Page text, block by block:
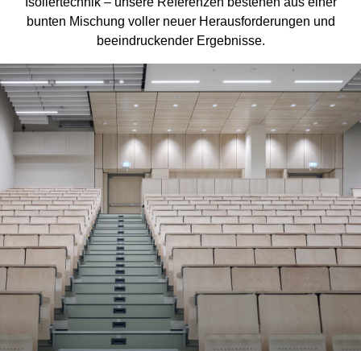
bunten Mischung voller neuer Herausforderungen und
beeindruckender Ergebnisse.